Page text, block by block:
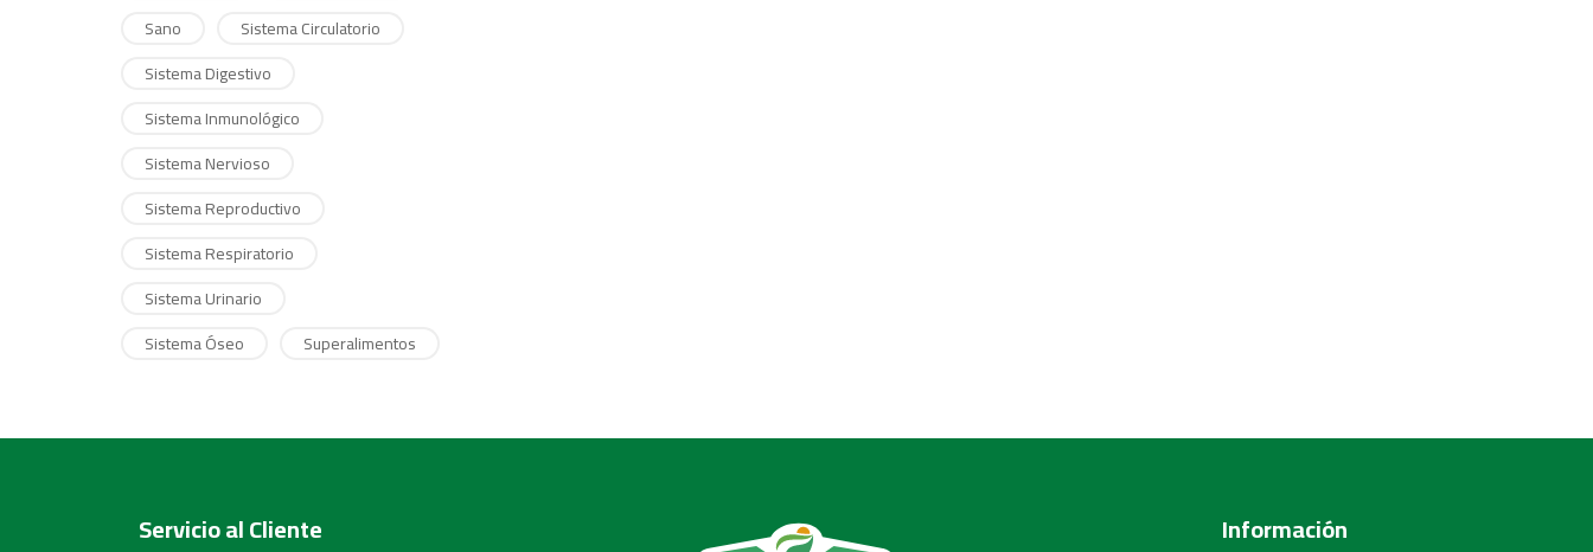
Sano
Sistema Circulatorio
Sistema Digestivo
Sistema Inmunológico
Sistema Nervioso
Sistema Reproductivo
Sistema Respiratorio
Sistema Urinario
Sistema Óseo
Superalimentos
Servicio al Cliente Información